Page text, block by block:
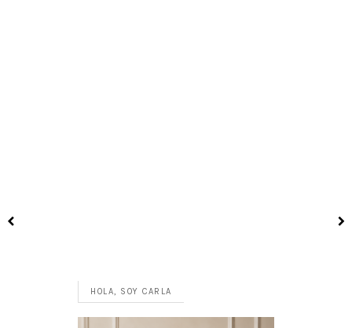
HOLA, SOY CARLA